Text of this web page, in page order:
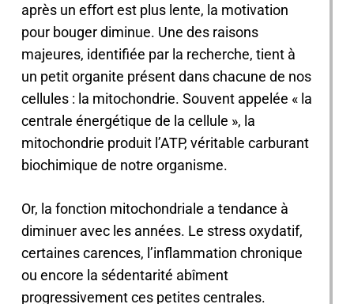
après un effort est plus lente, la motivation
pour bouger diminue. Une des raisons
majeures, identifiée par la recherche, tient à
un petit organite présent dans chacune de nos
cellules : la mitochondrie. Souvent appelée « la
centrale énergétique de la cellule », la
mitochondrie produit l’ATP, véritable carburant
biochimique de notre organisme.
Or, la fonction mitochondriale a tendance à
diminuer avec les années. Le stress oxydatif,
certaines carences, l’inflammation chronique
ou encore la sédentarité abîment
progressivement ces petites centrales.